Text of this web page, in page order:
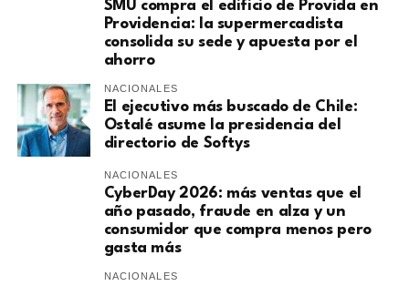
SMU compra el edificio de Provida en
Providencia: la supermercadista
consolida su sede y apuesta por el
ahorro
NACIONALES
El ejecutivo más buscado de Chile:
Ostalé asume la presidencia del
directorio de Softys
NACIONALES
CyberDay 2026: más ventas que el
año pasado, fraude en alza y un
consumidor que compra menos pero
gasta más
NACIONALES